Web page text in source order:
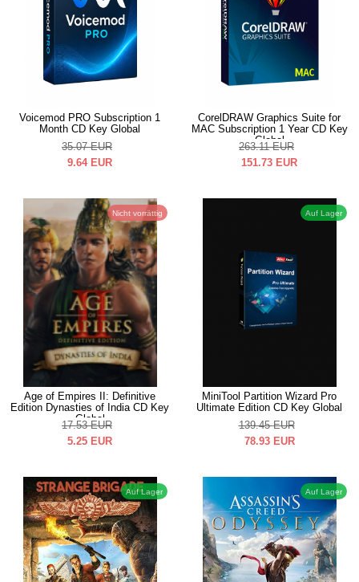
Voicemod PRO Subscription 1
Month CD Key Global
35.07 EUR
9.64 EUR
CorelDRAW Graphics Suite for
MAC Subscription 1 Year CD Key
Global
263.11 EUR
151.73 EUR
Nicht vorrättig
Age of Empires II: Definitive
Edition Dynasties of India CD Key
Global
17.53 EUR
5.25 EUR
Auf Lager
MiniTool Partition Wizard Pro
Ultimate Edition CD Key Global
139.45 EUR
78.93 EUR
Auf Lager Auf Lager